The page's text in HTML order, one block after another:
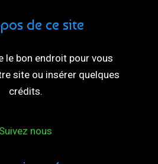
de ce site
le bon endroit pour vous
site ou insérer quelques
crédits.
Suivez nous